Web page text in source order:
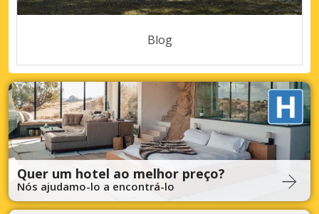
Blog
Quer um hotel ao melhor preço?
Nós ajudamo-lo a encontrá-lo